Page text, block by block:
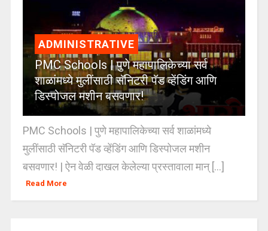
ADMINISTRATIVE
PMC Schools | पुणे महापालिकेच्या सर्व
शाळांमध्ये मुलींसाठी सॅनिटरी पॅड व्हेंडिंग आणि
डिस्पोजल मशीन बसवणार!
PMC Schools | पुणे महापालिकेच्या सर्व शाळांमध्ये
मुलींसाठी सॅनिटरी पॅड व्हेंडिंग आणि डिस्पोजल मशीन
बसवणार! | ऐन वेळी दाखल केलेल्या प्रस्तावाला मान् [...]
Read More